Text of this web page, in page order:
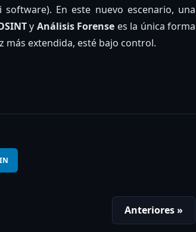
En este nuevo escenario, una
y Análisis Forense es la única forma
más extendida, esté bajo control.
Anteriores »